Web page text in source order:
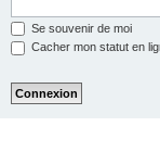
Se souvenir de moi
Cacher mon statut en